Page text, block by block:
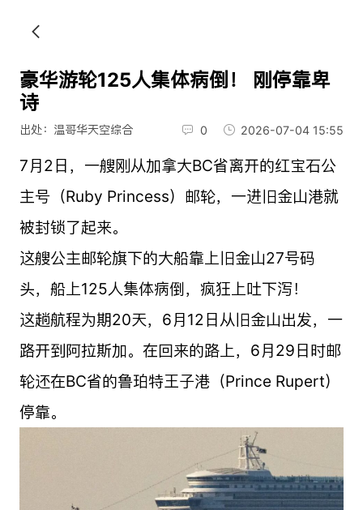
豪华游轮125人集体病倒！ 刚停靠卑
诗
出处：温哥华天空综合 0 2026-07-04 15:55
7月2日，一艘刚从加拿大BC省离开的红宝石公
主号（Ruby Princess）邮轮，一进旧金山港就
被封锁了起来。
这艘公主邮轮旗下的大船靠上旧金山27号码
头，船上125人集体病倒，疯狂上吐下泻！
这趟航程为期20天，6月12日从旧金山出发，一
路开到阿拉斯加。在回来的路上，6月29日时邮
轮还在BC省的鲁珀特王子港（Prince Rupert）
停靠。